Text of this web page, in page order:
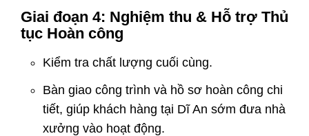
Giai đoạn 4: Nghiệm thu & Hỗ trợ Thủ
tục Hoàn công
Kiểm tra chất lượng cuối cùng.
Bàn giao công trình và hồ sơ hoàn công chi
tiết, giúp khách hàng tại Dĩ An sớm đưa nhà
xưởng vào hoạt động.